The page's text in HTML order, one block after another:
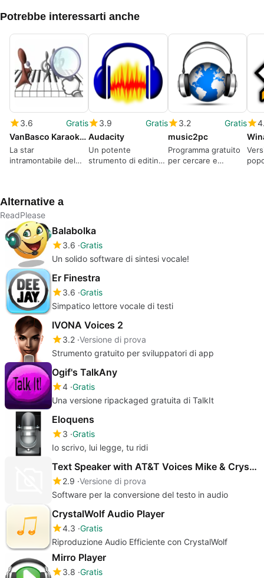
Potrebbe interessarti anche
3.6
Gratis
VanBasco Karaoke Player
La star
intramontabile del
3.9
Gratis
Audacity
Un potente
strumento di editing
3.2
Gratis
music2pc
Programma gratuito
per cercare e
Alternative a
ReadPlease
Balabolka
3.6 Gratis
Un solido software di sintesi vocale!
Er Finestra
3.6 Gratis
Simpatico lettore vocale di testi
IVONA Voices 2
3.2 Versione di prova
Strumento gratuito per sviluppatori di app
Ogif's TalkAny
4 Gratis
Una versione ripackaged gratuita di TalkIt
Eloquens
3 Gratis
Io scrivo, lui legge, tu ridi
Text Speaker with AT&T Voices Mike & Crystal
2.9 Versione di prova
Software per la conversione del testo in audio
CrystalWolf Audio Player
4.3 Gratis
Riproduzione Audio Efficiente con CrystalWolf
Mirro Player
3.8 Gratis